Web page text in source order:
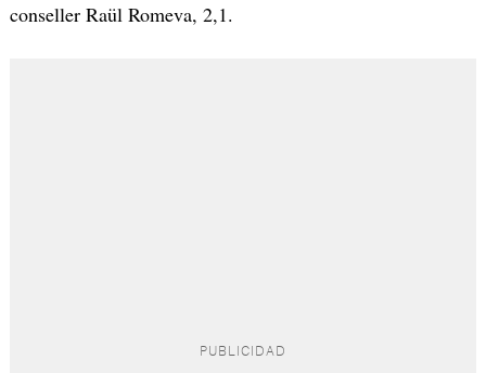
conseller Raül Romeva, 2,1.